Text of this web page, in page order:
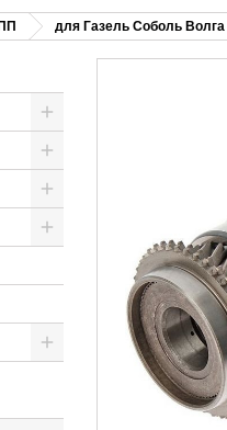
для Газель Соболь Волга